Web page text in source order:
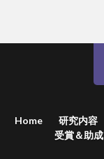
Home 研究内容
受賞＆助成